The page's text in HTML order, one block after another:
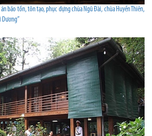
bảo tồn, tôn tạo, phục dựng chùa Ngũ Đài, chùa Huyền Thiên,
Dương”